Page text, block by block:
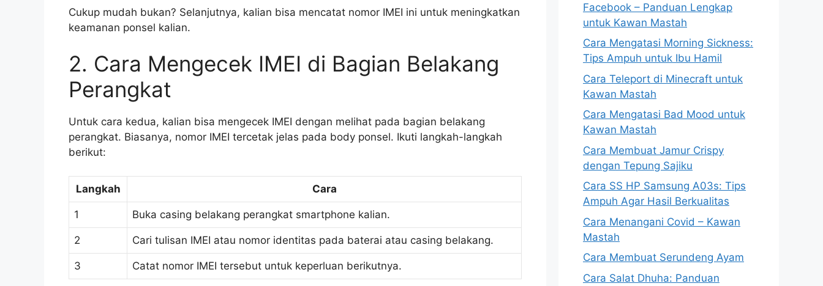
Cukup mudah bukan? Selanjutnya, kalian bisa mencatat nomor IMEI ini untuk meningkatkan
keamanan ponsel kalian.
2. Cara Mengecek IMEI di Bagian Belakang
Perangkat
Untuk cara kedua, kalian bisa mengecek IMEI dengan melihat pada bagian belakang
perangkat. Biasanya, nomor IMEI tercetak jelas pada body ponsel. Ikuti langkah-langkah
berikut:
Langkah Cara
1 Buka casing belakang perangkat smartphone kalian.
2 Cari tulisan IMEI atau nomor identitas pada baterai atau casing belakang.
3 Catat nomor IMEI tersebut untuk keperluan berikutnya.
Facebook – Panduan Lengkap
untuk Kawan Mastah
Cara Mengatasi Morning Sickness:
Tips Ampuh untuk Ibu Hamil
Cara Teleport di Minecraft untuk
Kawan Mastah
Cara Mengatasi Bad Mood untuk
Kawan Mastah
Cara Membuat Jamur Crispy
dengan Tepung Sajiku
Cara SS HP Samsung A03s: Tips
Ampuh Agar Hasil Berkualitas
Cara Menangani Covid – Kawan
Mastah
Cara Membuat Serundeng Ayam
Cara Salat Dhuha: Panduan